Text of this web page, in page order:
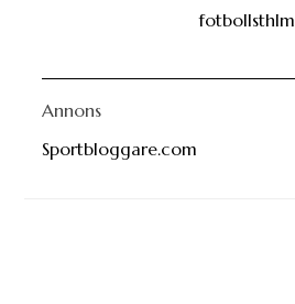
fotbollsthlm
Annons
Sportbloggare.com